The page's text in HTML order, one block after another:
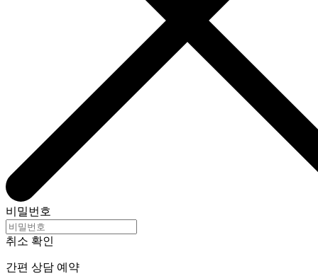
비밀번호
취소 확인
간편 상담 예약